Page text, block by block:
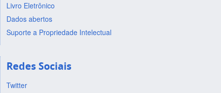
Livro Eletrônico
Dados abertos
Suporte a Propriedade Intelectual
Redes Sociais
Twitter